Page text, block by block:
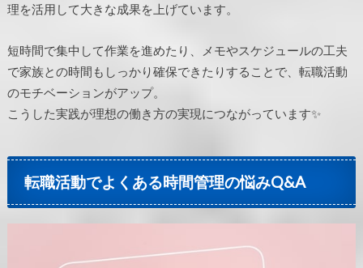
理を活用して大きな成果を上げています。
短時間で集中して作業を進めたり、メモやスケジュールの工夫
で家族との時間もしっかり確保できたりすることで、転職活動
のモチベーションがアップ。
こうした実践が理想の働き方の実現につながっています✨
転職活動でよくある時間管理の悩みQ&A